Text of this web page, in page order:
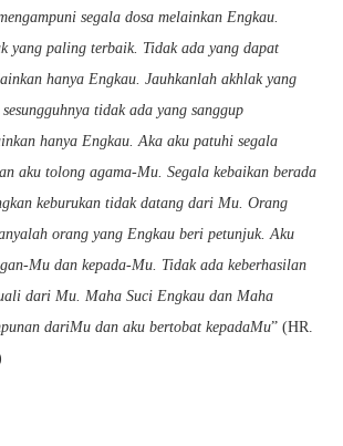
segala dosa melainkan Engkau.
yang paling terbaik. Tidak ada yang dapat
hanya Engkau. Jauhkanlah akhlak yang
tidak ada yang sanggup
hanya Engkau. Aka aku patuhi segala
aku tolong agama-Mu. Segala kebaikan berada
keburukan tidak datang dari Mu. Orang
orang yang Engkau beri petunjuk. Aku
Mu dan kepada-Mu. Tidak ada keberhasilan
dari Mu. Maha Suci Engkau dan Maha
dariMu dan aku bertobat kepadaMu” (HR.